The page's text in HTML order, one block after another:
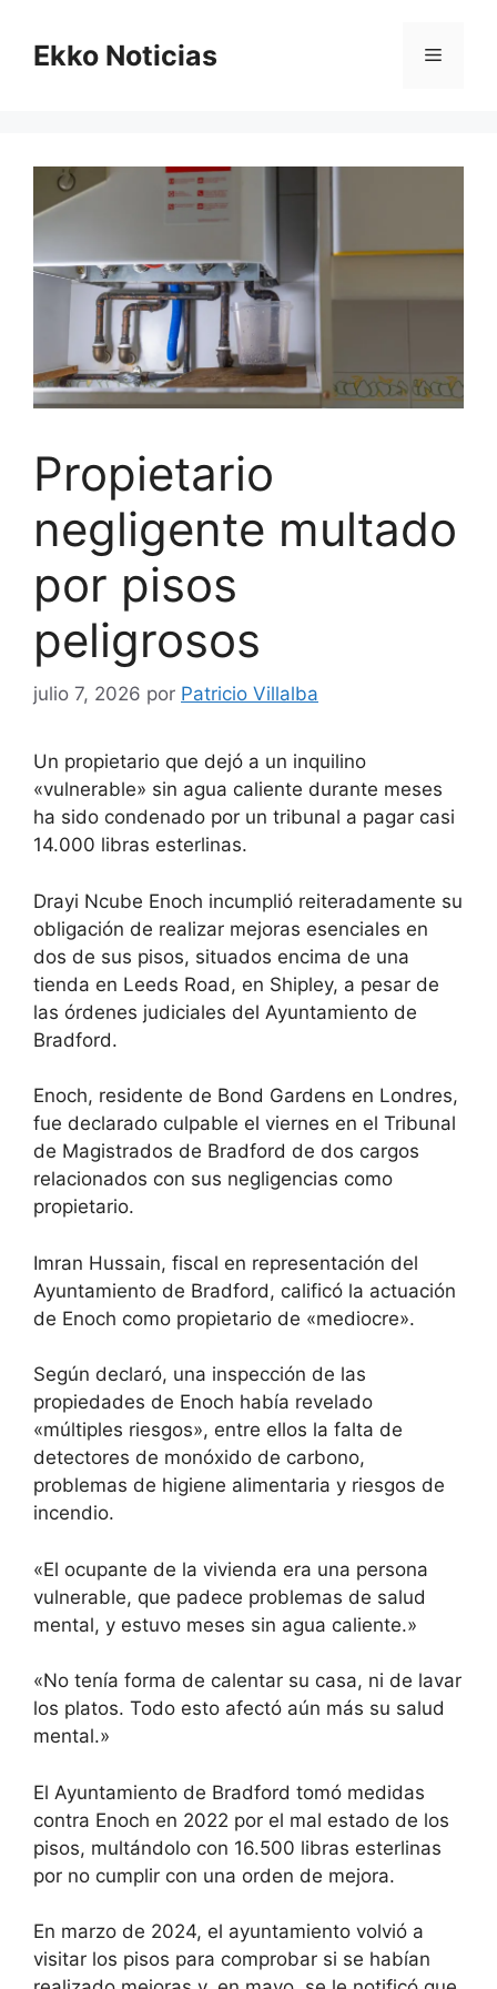
contenido
Ekko Noticias Menú
Propietario
negligente multado
por pisos
peligrosos
julio 7, 2026 por Patricio Villalba
Un propietario que dejó a un inquilino
«vulnerable» sin agua caliente durante meses
ha sido condenado por un tribunal a pagar casi
14.000 libras esterlinas.
Drayi Ncube Enoch incumplió reiteradamente su
obligación de realizar mejoras esenciales en
dos de sus pisos, situados encima de una
tienda en Leeds Road, en Shipley, a pesar de
las órdenes judiciales del Ayuntamiento de
Bradford.
Enoch, residente de Bond Gardens en Londres,
fue declarado culpable el viernes en el Tribunal
de Magistrados de Bradford de dos cargos
relacionados con sus negligencias como
propietario.
Imran Hussain, fiscal en representación del
Ayuntamiento de Bradford, calificó la actuación
de Enoch como propietario de «mediocre».
Según declaró, una inspección de las
propiedades de Enoch había revelado
«múltiples riesgos», entre ellos la falta de
detectores de monóxido de carbono,
problemas de higiene alimentaria y riesgos de
incendio.
«El ocupante de la vivienda era una persona
vulnerable, que padece problemas de salud
mental, y estuvo meses sin agua caliente.»
«No tenía forma de calentar su casa, ni de lavar
los platos. Todo esto afectó aún más su salud
mental.»
El Ayuntamiento de Bradford tomó medidas
contra Enoch en 2022 por el mal estado de los
pisos, multándolo con 16.500 libras esterlinas
por no cumplir con una orden de mejora.
En marzo de 2024, el ayuntamiento volvió a
visitar los pisos para comprobar si se habían